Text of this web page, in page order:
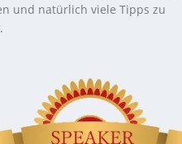
und natürlich viele Tipps zu